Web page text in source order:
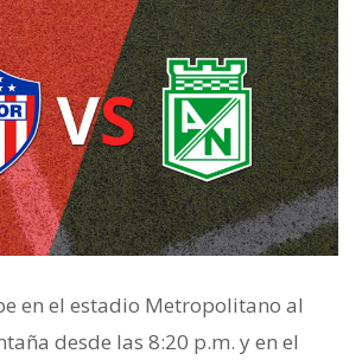
en el estadio Metropolitano al
desde las 8:20 p.m. y en el